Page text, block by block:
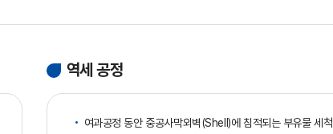
역세 공정
여과공정 동안 중공사막외벽(Shell)에 침적되는 부유물 세척